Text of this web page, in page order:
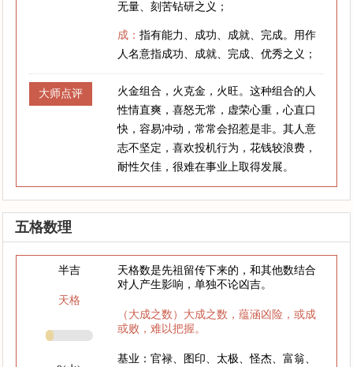
无量、刻苦钻研之义；
成：指有能力、成功、成就、完成。用作
人名意指成功、成就、完成、优秀之义；
大师点评
火金组合，火克金，火旺。这种组合的人
性情直爽，喜怒无常，虚荣心重，心直口
快，容易冲动，常常会招惹是非。其人意
志不坚定，喜欢投机行为，花钱较浪费，
耐性欠佳，很难在事业上取得发展。
五格数理
半吉
天格
天格数是先祖留传下来的，和其他数结合
对人产生影响，单独不论凶吉。
（大成之数）大成之数，蕴涵凶险，或成
或败，难以把握。
基业：官禄、图印、太极、怪杰、富翁、